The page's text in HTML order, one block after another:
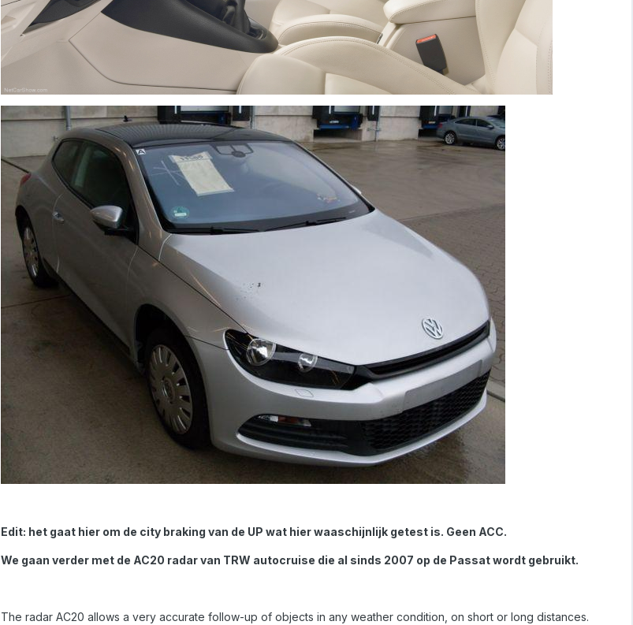
Edit: het gaat hier om de city braking van de UP wat hier waaschijnlijk getest is. Geen ACC.
We gaan verder met de AC20 radar van TRW autocruise die al sinds 2007 op de Passat wordt gebruikt.
The radar AC20 allows a very accurate follow-up of objects in any weather condition, on short or long distances.